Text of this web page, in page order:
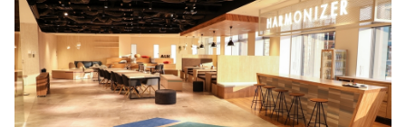
転職成功ガイド
転職エージェント
インタビュー
転職成功ガイド
求人検索
本選考
インターン
学習
講座一覧
問題集
スキルチェック
プログラミング言語
ゲーム・マンガ